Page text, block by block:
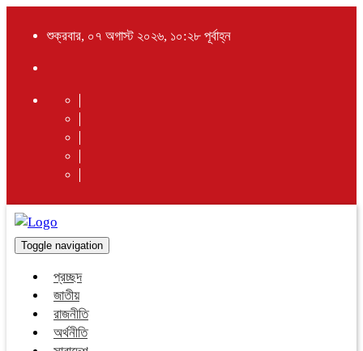
শুক্রবার, ০৭ অগাস্ট ২০২৬, ১০:২৮ পূর্বাহ্ন
Toggle navigation
প্রচ্ছদ
জাতীয়
রাজনীতি
অর্থনীতি